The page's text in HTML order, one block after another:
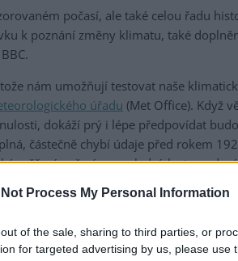
Not Process My Personal Information
of the sale, sharing to third parties, or
for targeted advertising by us, please use
počasí, ale také celou řadu
k poznání změny klimatu, také
nám umožňují testovat naše
úřadu (Met Office). Když
dokáží prý i lépe předpovídat
částečně chybí údaje před rokem
měření počasí za posledních sto
1905-1929 a především z období
lodí, respektive z hlediska tohoto